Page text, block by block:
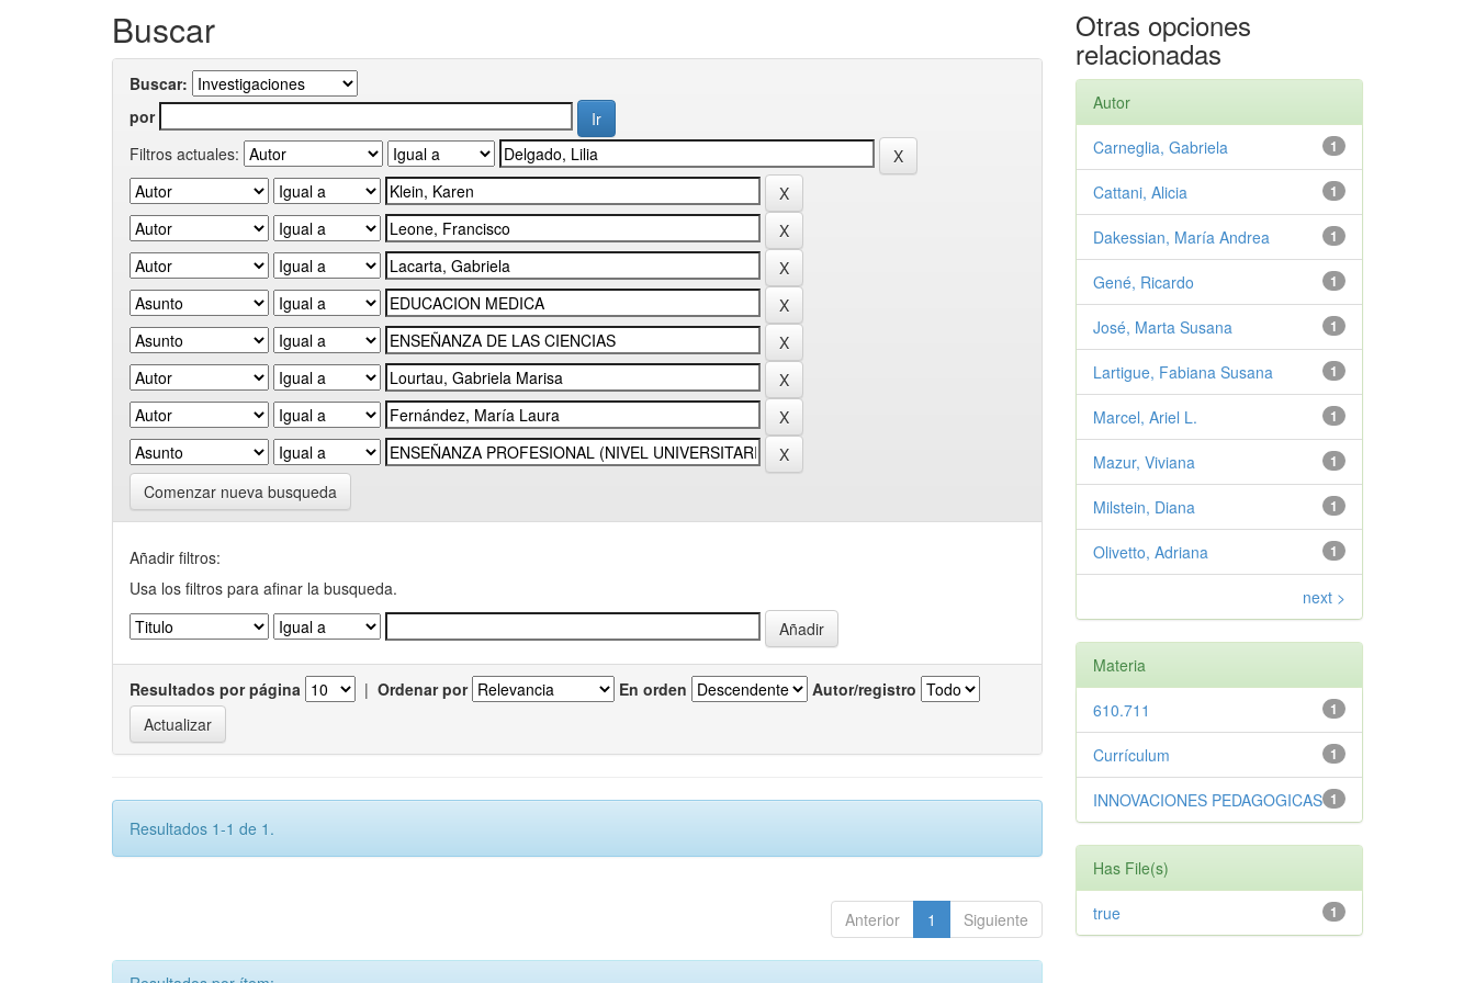
Buscar
Buscar:
por
Filtros actuales:
Comenzar nueva busqueda
Añadir filtros:
Usa los filtros para afinar la busqueda.
Resultados por página | Ordenar por En orden Autor/registro
Resultados 1-1 de 1.
Anterior 1 Siguiente
Otras opciones
relacionadas
Autor
1
Carneglia, Gabriela
1
Cattani, Alicia
1
Dakessian, María Andrea
1
Gené, Ricardo
1
José, Marta Susana
1
Lartigue, Fabiana Susana
1
Marcel, Ariel L.
1
Mazur, Viviana
1
Milstein, Diana
1
Olivetto, Adriana
next >
Materia
1
610.711
1
Currículum
1
INNOVACIONES PEDAGOGICAS
Has File(s)
1
true